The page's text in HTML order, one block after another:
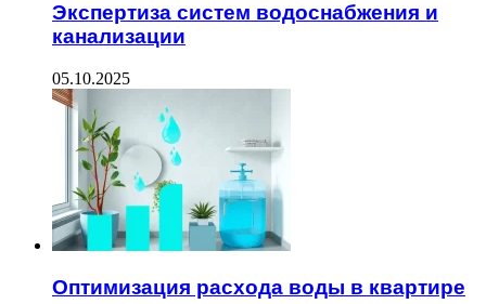
Экспертиза систем водоснабжения и
канализации
05.10.2025
Оптимизация расхода воды в квартире